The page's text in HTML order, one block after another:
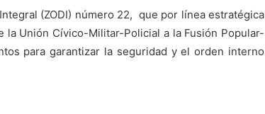
(ZODI) número 22, que por línea estratégica
Unión Cívico-Militar-Policial a la Fusión Popular-
para garantizar la seguridad y el orden interno